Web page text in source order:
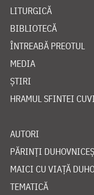
LITURGICĂ
BIBLIOTECĂ
ÎNTREABĂ PREOTUL
MEDIA
ȘTIRI
HRAMUL SFINTEI
AUTORI
PĂRINȚI
MAICI CU VIAȚĂ
TEMATICĂ